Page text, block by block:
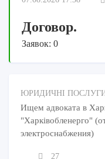
Договор.
Заявок: 0
ЮРИДИЧНІ
Ищем адвоката в
"Харківобленерго"
электроснабжения)
27